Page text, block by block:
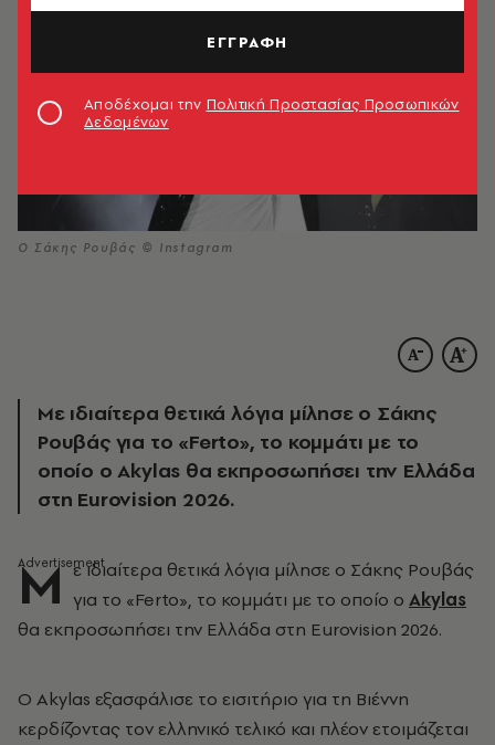
O Σάκης Ρουβάς © Instagram
Με ιδιαίτερα θετικά λόγια μίλησε ο Σάκης
Ρουβάς για το «Ferto», το κομμάτι με το
οποίο ο Akylas θα εκπροσωπήσει την Ελλάδα
στη Eurovision 2026.
Μ ε ιδιαίτερα θετικά λόγια μίλησε ο Σάκης Ρουβάς
για το «Ferto», το κομμάτι με το οποίο ο Akylas
θα εκπροσωπήσει την Ελλάδα στη Eurovision 2026.
Ο Akylas εξασφάλισε το εισιτήριο για τη Βιέννη
κερδίζοντας τον ελληνικό τελικό και πλέον ετοιμάζεται
ΕΓΓΡΑΦΗ
Αποδέχομαι την Πολιτική Προστασίας Προσωπικών
Δεδομένων